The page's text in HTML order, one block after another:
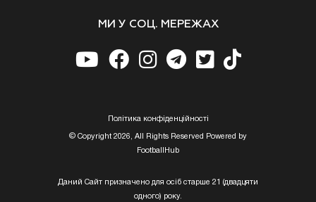
МИ У СОЦ. МЕРЕЖАХ
Полiтика конфiденцiйностi
© Copyright 2026, All Rights Reserved Powered by
FootballHub
Даний Сайт призначено для осіб старше 21 (двадцяти
одного) року.